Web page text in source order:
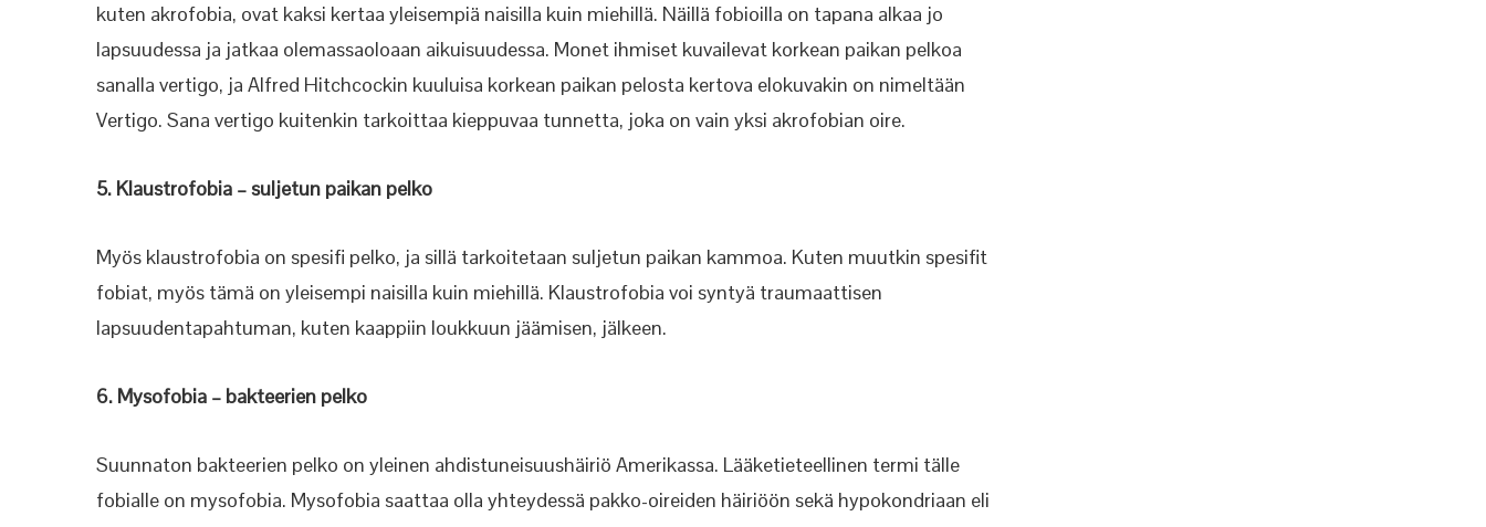
kuten akrofobia, ovat kaksi kertaa yleisempiä naisilla kuin miehillä. Näillä fobioilla on tapana alkaa jo
lapsuudessa ja jatkaa olemassaoloaan aikuisuudessa. Monet ihmiset kuvailevat korkean paikan pelkoa
sanalla vertigo, ja Alfred Hitchcockin kuuluisa korkean paikan pelosta kertova elokuvakin on nimeltään
Vertigo. Sana vertigo kuitenkin tarkoittaa kieppuvaa tunnetta, joka on vain yksi akrofobian oire.
5. Klaustrofobia – suljetun paikan pelko
Myös klaustrofobia on spesifi pelko, ja sillä tarkoitetaan suljetun paikan kammoa. Kuten muutkin spesifit
fobiat, myös tämä on yleisempi naisilla kuin miehillä. Klaustrofobia voi syntyä traumaattisen
lapsuudentapahtuman, kuten kaappiin loukkuun jäämisen, jälkeen.
6. Mysofobia – bakteerien pelko
Suunnaton bakteerien pelko on yleinen ahdistuneisuushäiriö Amerikassa. Lääketieteellinen termi tälle
fobialle on mysofobia. Mysofobia saattaa olla yhteydessä pakko-oireiden häiriöön sekä hypokondriaan eli